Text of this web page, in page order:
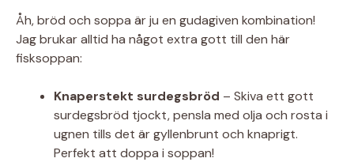
Åh, bröd och soppa är ju en gudagiven kombination!
Jag brukar alltid ha något extra gott till den här
fisksoppan:
Knaperstekt surdegsbröd – Skiva ett gott
surdegsbröd tjockt, pensla med olja och rosta i
ugnen tills det är gyllenbrunt och knaprigt.
Perfekt att doppa i soppan!